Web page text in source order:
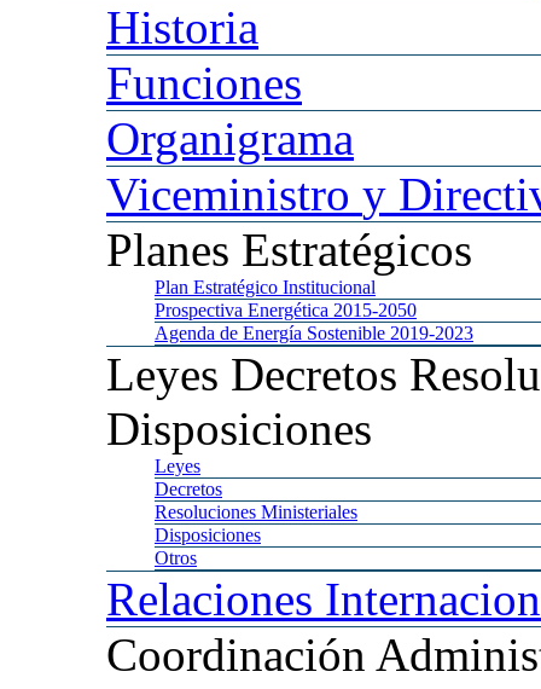
Historia
Funciones
Organigrama
Viceministro y
Planes Estratégicos
Plan Estratégico Institucional
Prospectiva Energética 2015-2050
Agenda de Energía Sostenible 2019-2023
Leyes Decretos
Disposiciones
Leyes
Decretos
Resoluciones Ministeriales
Disposiciones
Otros
Relaciones
Coordinación